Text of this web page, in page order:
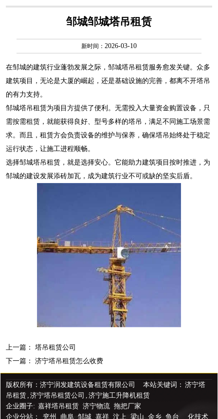
邹城邹城塔吊租赁
新时间： 2026-03-10
在邹城的建筑行业蓬勃发展之际，邹城塔吊租赁服务愈发关键。众多
建筑项目，无论是大厦的崛起，还是基础设施的完善，都离不开塔吊
的有力支持。
邹城塔吊租赁为项目方提供了便利。无需投入大量资金购置设备，只
需按需租赁，就能获得良好、型号多样的塔吊，满足不同施工场景需
求。而且，租赁方会负责设备的维护与保养，确保塔吊始终处于稳定
运行状态，让施工进程顺畅。
选择邹城塔吊租赁，就是选择安心。它能助力建筑项目按时推进，为
邹城的建设发展添砖加瓦，成为建筑行业不可或缺的坚实后盾。
上一篇：塔吊租赁公司
下一篇：济宁塔吊租赁怎么收费
版权所有：济宁润发建筑设备租赁有限公司 本站关键词： 济宁塔
吊租赁 济宁塔吊租赁公司
济宁施工升降机租赁
企业圈子: 嘉祥塔吊租赁 济宁物流 拖把厂家
企业分站：
兖州 曲阜 邹城 嘉祥 汶上 梁山 金乡 鱼台 化技术